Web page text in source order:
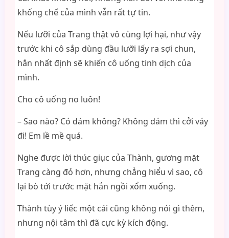
khống chế của mình vẫn rất tự tin.
Nếu lưỡi của Trang thật vô cùng lợi hại, như vậy
trước khi cô sắp dùng đầu lưỡi lấy ra sợi chun,
hắn nhất định sẽ khiến cô uống tinh dịch của
mình.
Cho cô uống no luôn!
– Sao nào? Có dám không? Không dám thì cởi váy
đi! Em lề mề quá.
Nghe được lời thúc giục của Thành, gương mặt
Trang càng đỏ hơn, nhưng chẳng hiểu vì sao, cô
lại bò tới trước mặt hắn ngồi xổm xuống.
Thành tùy ý liếc một cái cũng không nói gì thêm,
nhưng nội tâm thì đã cực kỳ kích động.